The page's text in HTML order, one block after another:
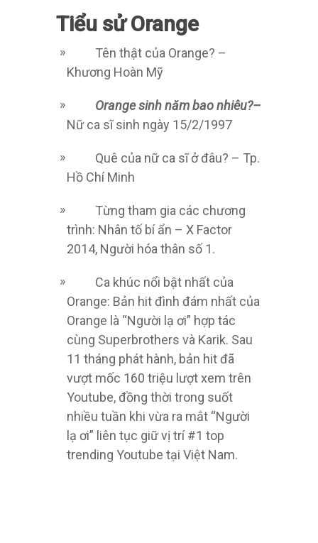
Tiểu sử Orange
Tên thật của Orange? –
Khương Hoàn Mỹ
Orange sinh năm bao nhiêu?–
Nữ ca sĩ sinh ngày 15/2/1997
Quê của nữ ca sĩ ở đâu? – Tp.
Hồ Chí Minh
Từng tham gia các chương
trình: Nhân tố bí ẩn – X Factor
2014, Người hóa thân số 1.
Ca khúc nổi bật nhất của
Orange: Bản hit đình đám nhất của
Orange là “Người lạ ơi” hợp tác
cùng Superbrothers và Karik. Sau
11 tháng phát hành, bản hit đã
vượt mốc 160 triệu lượt xem trên
Youtube, đồng thời trong suốt
nhiều tuần khi vừa ra mắt “Người
lạ ơi” liên tục giữ vị trí #1 top
trending Youtube tại Việt Nam.